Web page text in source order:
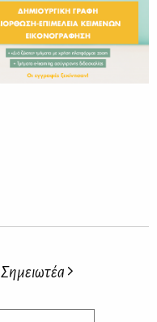
Σημειωτέα